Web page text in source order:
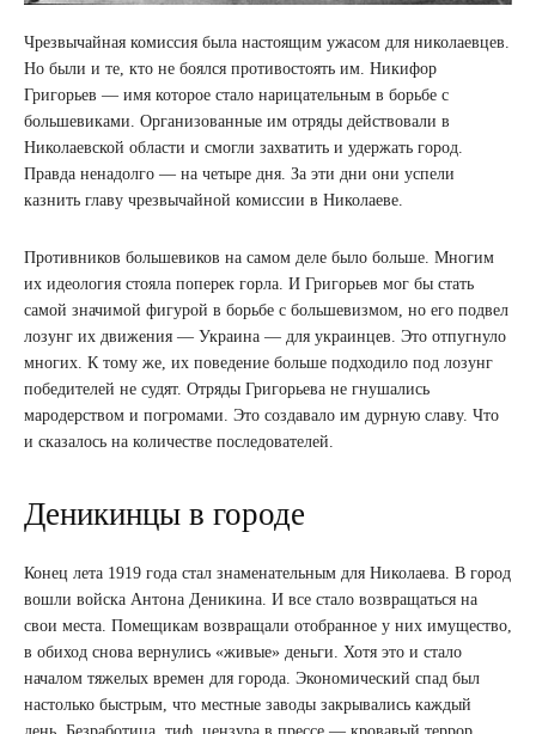
Чрезвычайная комиссия была настоящим ужасом для николаевцев.
Но были и те, кто не боялся противостоять им. Никифор
Григорьев — имя которое стало нарицательным в борьбе с
большевиками. Организованные им отряды действовали в
Николаевской области и смогли захватить и удержать город.
Правда ненадолго — на четыре дня. За эти дни они успели
казнить главу чрезвычайной комиссии в Николаеве.
Противников большевиков на самом деле было больше. Многим
их идеология стояла поперек горла. И Григорьев мог бы стать
самой значимой фигурой в борьбе с большевизмом, но его подвел
лозунг их движения — Украина — для украинцев. Это отпугнуло
многих. К тому же, их поведение больше подходило под лозунг
победителей не судят. Отряды Григорьева не гнушались
мародерством и погромами. Это создавало им дурную славу. Что
и сказалось на количестве последователей.
Деникинцы в городе
Конец лета 1919 года стал знаменательным для Николаева. В город
вошли войска Антона Деникина. И все стало возвращаться на
свои места. Помещикам возвращали отобранное у них имущество,
в обиход снова вернулись «живые» деньги. Хотя это и стало
началом тяжелых времен для города. Экономический спад был
настолько быстрым, что местные заводы закрывались каждый